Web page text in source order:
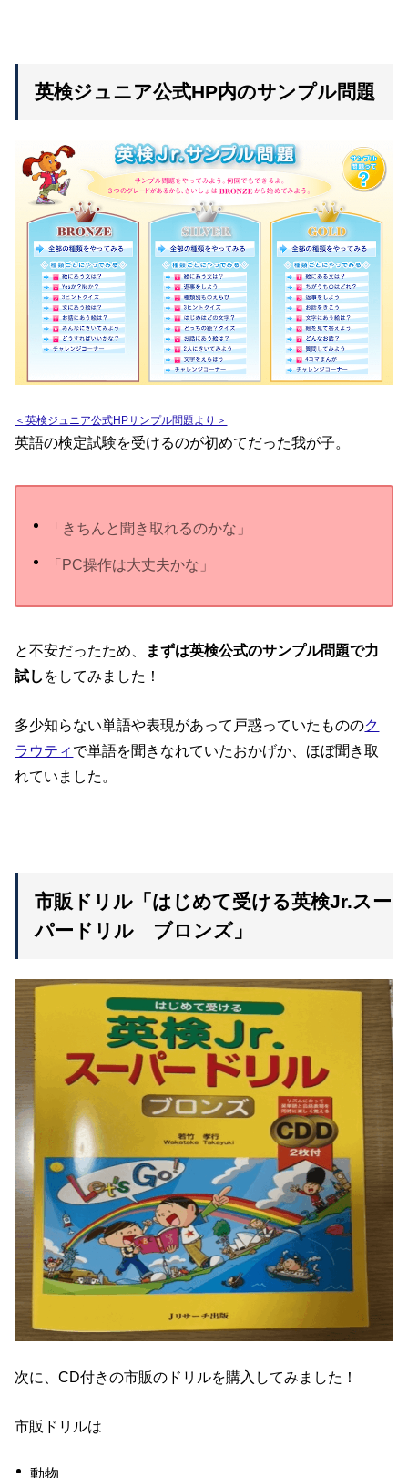
英検ジュニア公式HP内のサンプル問題
＜英検ジュニア公式HPサンプル問題より＞
英語の検定試験を受けるのが初めてだった我が子。
「きちんと聞き取れるのかな」
「PC操作は大丈夫かな」
と不安だったため、
まずは英検公式のサンプル問題で力
試し をしてみました！
多少知らない単語や表現があって戸惑っていたもののク
ラウティ で単語を聞きなれていたおかげか、ほぼ聞き取
れていました。
市販ドリル「はじめて受ける英検Jr.スー
パードリル ブロンズ」
次に、CD付きの市販のドリルを購入してみました！
市販ドリルは
動物